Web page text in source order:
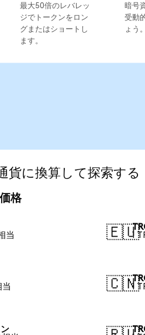
最大50倍のレバレッ
ジでトークンをロン
グまたはショートし
ます。
暗号
受動
ょう。
に換算して探索する
格
当
🇪🇺
1
当
🇨🇳
1